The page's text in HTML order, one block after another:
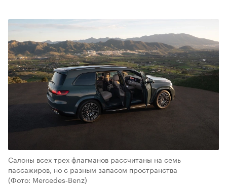
Салоны всех трех флагманов рассчитаны на семь
пассажиров, но с разным запасом пространства
(Фото: Mercedes‑Benz)